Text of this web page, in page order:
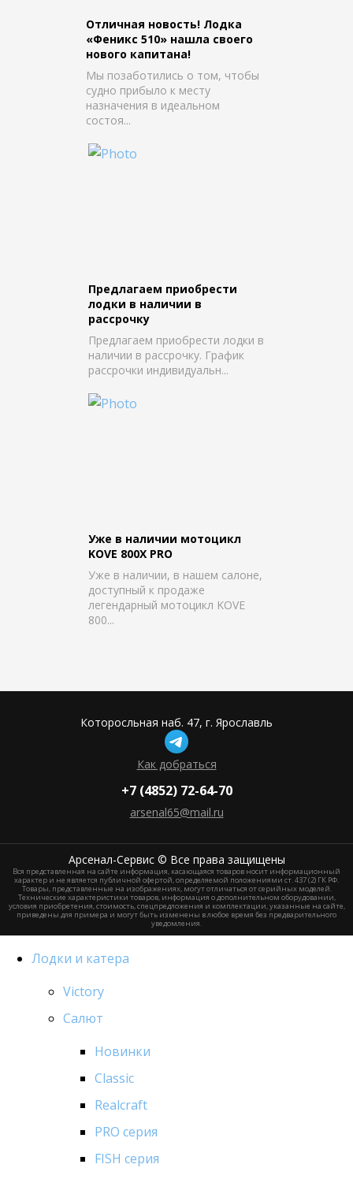
Отличная новость! Лодка
«Феникс 510» нашла своего
нового капитана!
Мы позаботились о том, чтобы
судно прибыло к месту
назначения в идеальном
состоя...
Предлагаем приобрести
лодки в наличии в
рассрочку
Предлагаем приобрести лодки в
наличии в рассрочку. График
рассрочки индивидуальн...
Уже в наличии мотоцикл
KOVE 800X PRO
Уже в наличии, в нашем салоне,
доступный к продаже
легендарный мотоцикл KOVE
800...
Которосльная наб. 47, г. Ярославль
Как добраться
+7 (4852) 72-64-70
arsenal65@mail.ru
Aрсенал-Сервис © Все права защищены
Вся представленная на сайте информация, касающаяся товаров носит информационный
характер и не является публичной офертой, определяемой положениями ст. 437 (2) ГК РФ.
Товары, представленные на изображениях, могут отличаться от серийных моделей.
Технические характеристики товаров, информация о дополнительном оборудовании,
условия приобретения, стоимость, спецпредложения и комплектации, указанные на сайте,
приведены для примера и могут быть изменены в любое время без предварительного
уведомления.
Лодки и катера
Victory
Салют
Новинки
Classic
Realcraft
PRO серия
FISH серия